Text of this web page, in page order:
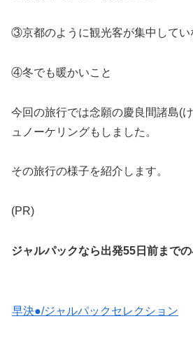
③京都のように観光客が集中してい
④冬でも暖かいこと
今回の旅行では念願の慶良間諸島(
ュノーケリングもしました。
その旅行の様子を紹介します。
(PR)
ジャルパックなら出発55日前まで
早決●/ジャルパックセレクション